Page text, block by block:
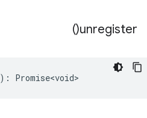
unregister(
)
: Promise<void>